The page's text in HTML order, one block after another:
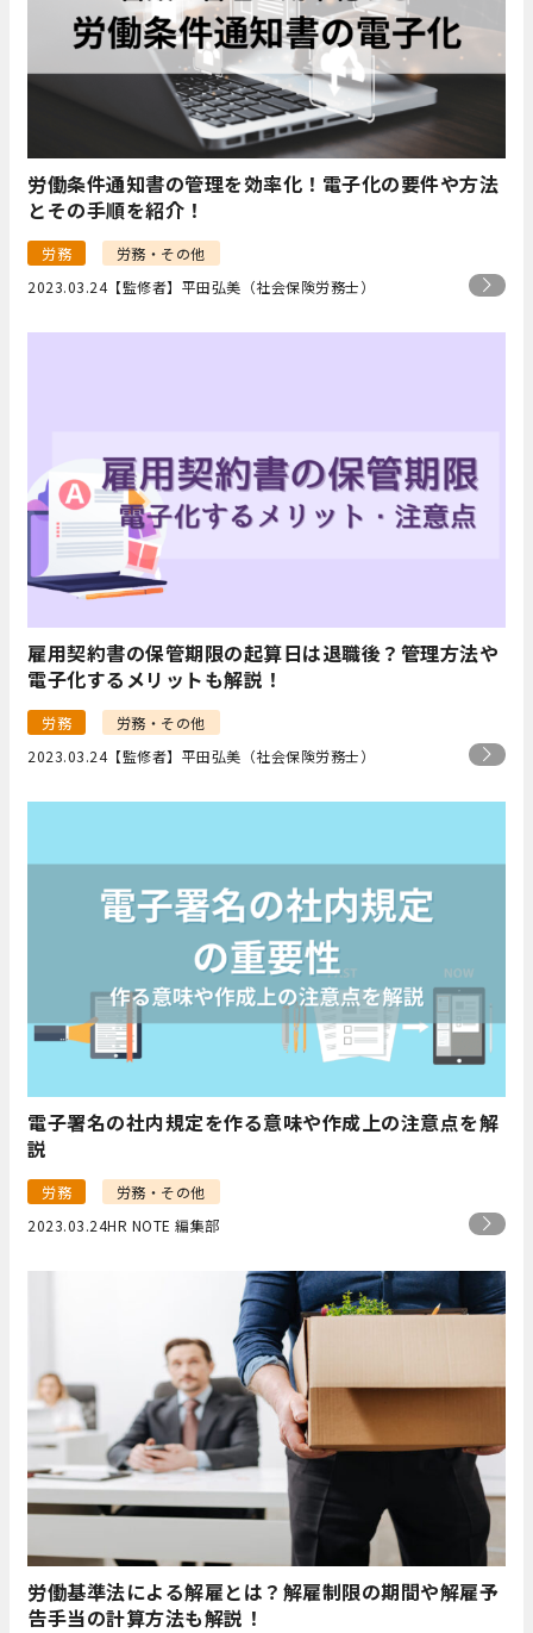
労働条件通知書の管理を効率化！電子化の要件や方法
とその手順を紹介！
労務
労務・その他
2023.03.24【監修者】平田弘美（社会保険労務士）
雇用契約書の保管期限の起算日は退職後？管理方法や
電子化するメリットも解説！
労務
労務・その他
2023.03.24【監修者】平田弘美（社会保険労務士）
電子署名の社内規定を作る意味や作成上の注意点を解
説
労務
労務・その他
2023.03.24HR NOTE 編集部
労働基準法による解雇とは？解雇制限の期間や解雇予
告手当の計算方法も解説！